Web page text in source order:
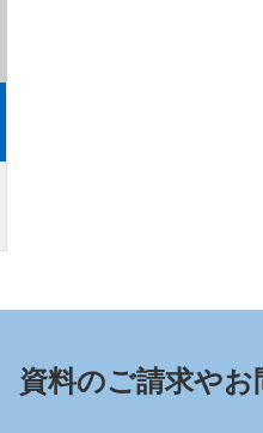
資料のご請求や